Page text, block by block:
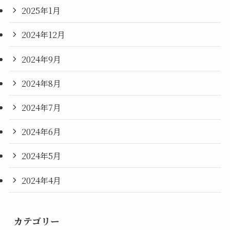
2025年1月
2024年12月
2024年9月
2024年8月
2024年7月
2024年6月
2024年5月
2024年4月
カテゴリー